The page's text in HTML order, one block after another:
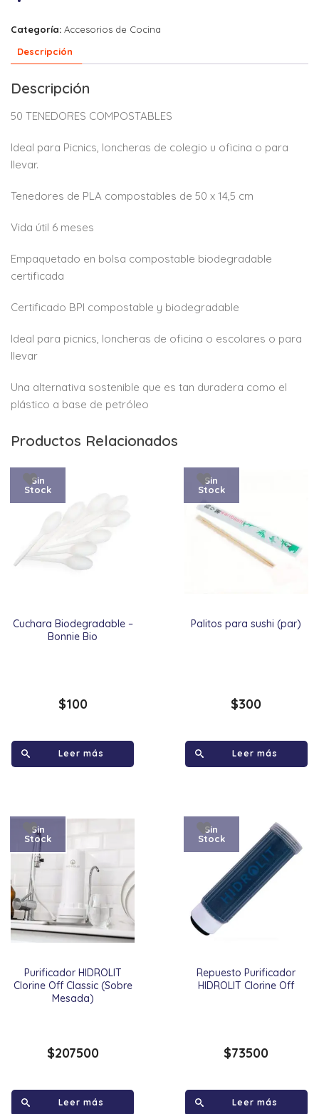
Categoría: Accesorios de Cocina
Descripción
Descripción
50 TENEDORES COMPOSTABLES
Ideal para Picnics, loncheras de colegio u oficina o para
llevar.
Tenedores de PLA compostables de 50 x 14,5 cm
Vida útil 6 meses
Empaquetado en bolsa compostable biodegradable
certificada
Certificado BPI compostable y biodegradable
Ideal para picnics, loncheras de oficina o escolares o para
llevar
Una alternativa sostenible que es tan duradera como el
plástico a base de petróleo
Productos Relacionados
Cuchara Biodegradable –
Bonnie Bio
Sin
Stock
$100
Leer más
Palitos para sushi (par)
Sin
Stock
$300
Leer más
Purificador HIDROLIT
Clorine Off Classic (Sobre
Mesada)
Sin
Stock
$207500
Leer más
Repuesto Purificador
HIDROLIT Clorine Off
Sin
Stock
$73500
Leer más